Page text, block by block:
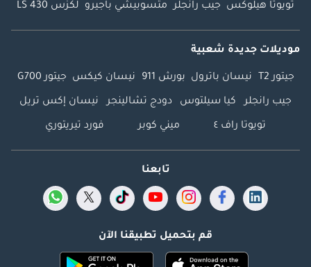
تويوتا هيلوكس جيب رانجلر متسوبيشي باجيرو لكزس LS 430
موديلات جديدة شعبية
جيتور T2 نيسان باترول بورش 911 نيسان كيكس جيتور G700
جيب رانجلر كيا سيلتوس دودج تشالينجر نيسان إكس تريل
تويوتا راف ٤ ميني كوبر فورد تيريتوري
تابعنا
قم بتحميل تطبيقنا الآن